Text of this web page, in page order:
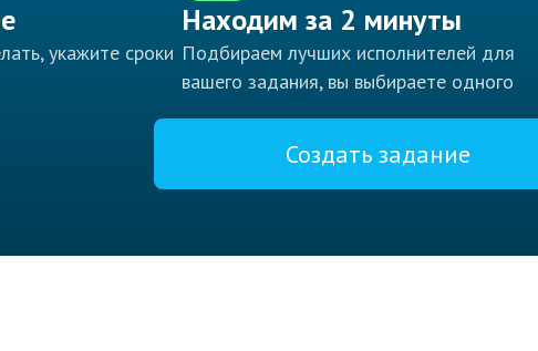
укажите сроки
Находим за 2 минуты
Подбираем лучших исполнителей для
вашего задания, вы выбираете одного
Создать задание